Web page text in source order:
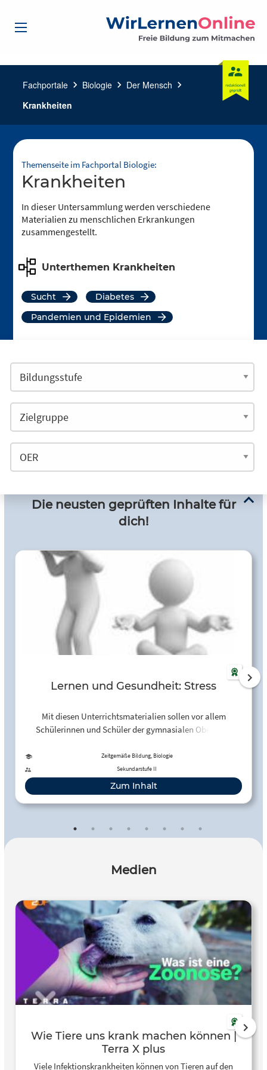
Fachportale chevron_right Biologie chevron_right Der Mensch chevron_right
Krankheiten
Themenseite im Fachportal Biologie:
Krankheiten
In dieser Untersammlung werden verschiedene
Materialien zu menschlichen Erkrankungen
zusammengestellt.
Unterthemen Krankheiten
Sucht
Diabetes
Pandemien und Epidemien
Die neusten geprüften Inhalte für
dich!
Lernen und Gesundheit: Stress
Mit diesen Unterrichtsmaterialien sollen vor allem
Schülerinnen und Schüler der gymnasialen Oberstufe
Stress am Arbeitsplatz, in der Schule und in der Freizeit
sensibilisiert werden. Denn wer lernt, seine persönlichen
Ressourcen realistisch einzuschätzen und sein
Stressmanagement zu verbessern, kann rechtzeitig
gegensteuern.
Zeitgemäße Bildung, Biologie
Sekundarstufe II
Zum Inhalt
Medien
Wie Tiere uns krank machen können |
Terra X plus
Viele Infektionskrankheiten können von Tieren auf den